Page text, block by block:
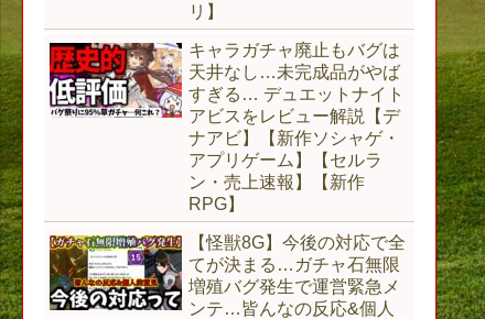
リ】
キャラガチャ廃止もバグは
天井なし…未完成品がやば
すぎる… デュエットナイト
アビスをレビュー解説【デ
ナアビ】【新作ソシャゲ・
アプリゲーム】【セルラ
ン・売上速報】【新作
RPG】
【怪獣8G】今後の対応で全
てが決まる…ガチャ石無限
増殖バグ発生で運営緊急メ
ンテ…皆んなの反応&個人